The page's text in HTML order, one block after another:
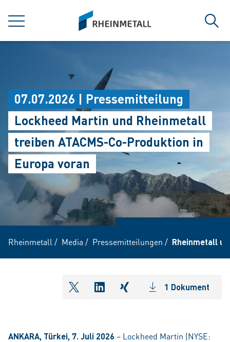
MENÜ
siteLogo
07.07.2026 | Pressemitteilung
Lockheed Martin und Rheinmetall
treiben ATACMS-Co-Produktion in
Europa voran
Rheinmetall / Media / Pressemitteilungen / Rheinmetall
shareOntwitter
shareOnlinkedIn
shareOnxing1 Dokument
ANKARA, Türkei, 7. Juli 2026 – Lockheed Martin (NYSE: